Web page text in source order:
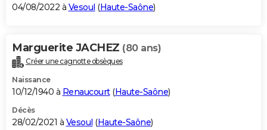
S'inscrire
Se connecter
Lycées
Collèges
Primaires
Universités
Entreprises
Service militaire
Avis de recherche
AVIS DE DÉCÈS
Bricolage
Lifestyle
Culture
Sport
Auto
Television
Voyage
Cinema
04/08/2022 à Vesoul (Haute-Saône)
Marguerite JACHEZ (80 ans)
Créer une cagnotte obsèques
Naissance
10/12/1940 à Renaucourt(Haute-Saône)
Décès
28/02/2021 à Vesoul (Haute-Saône)